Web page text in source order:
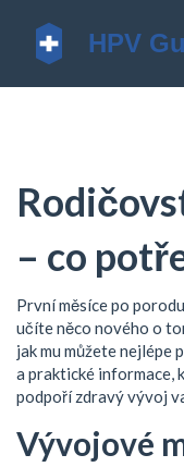
– co
První měsíce po
učíte něco nového o
jak mu můžete nejlépe
a praktické informace,
podpoří zdravý vývoj
Vývojové